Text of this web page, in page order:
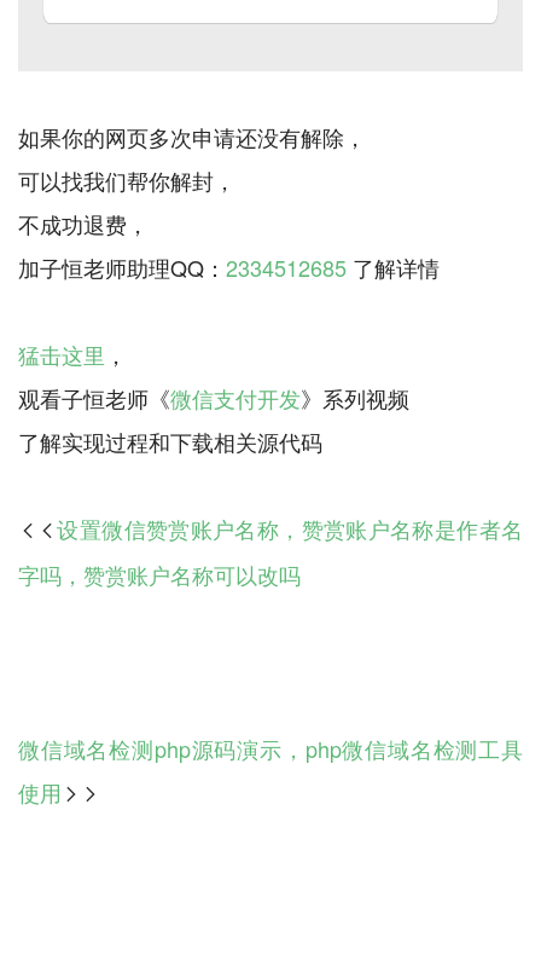
如果你的网页多次申请还没有解除，
可以找我们帮你解封，
不成功退费，
加子恒老师助理QQ： 2334512685 了解详情
猛击这里 ，
观看子恒老师《微信支付开发》系列视频
 设置微信赞赏账户名称，赞赏账户名称是作者名
字吗，赞赏账户名称可以改吗
微信域名检测php源码演示，php微信域名检测工具
使用 